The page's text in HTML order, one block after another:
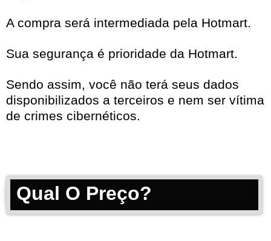
A compra será intermediada pela Hotmart.
Sua segurança é prioridade da Hotmart.
Sendo assim, você não terá seus dados
disponibilizados a terceiros e nem ser vítima
de crimes cibernéticos.
Qual O Preço?